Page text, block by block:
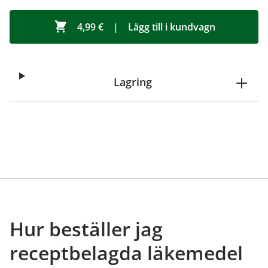
4,99 € | Lägg till i kundvagn
Lagring
Hur beställer jag
receptbelagda läkemedel